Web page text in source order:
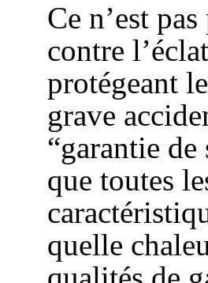
Ce n’est
contre
protégeant
grave
“garantie de
que toutes
quelle